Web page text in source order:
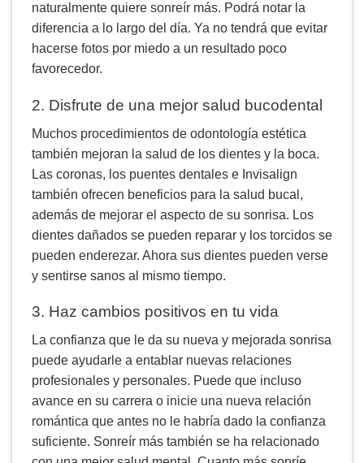
naturalmente quiere sonreír más. Podrá notar la
diferencia a lo largo del día. Ya no tendrá que evitar
hacerse fotos por miedo a un resultado poco
favorecedor.
2. Disfrute de una mejor salud bucodental
Muchos procedimientos de odontología estética
también mejoran la salud de los dientes y la boca.
Las coronas, los puentes dentales e Invisalign
también ofrecen beneficios para la salud bucal,
además de mejorar el aspecto de su sonrisa. Los
dientes dañados se pueden reparar y los torcidos se
pueden enderezar. Ahora sus dientes pueden verse
y sentirse sanos al mismo tiempo.
3. Haz cambios positivos en tu vida
La confianza que le da su nueva y mejorada sonrisa
puede ayudarle a entablar nuevas relaciones
profesionales y personales. Puede que incluso
avance en su carrera o inicie una nueva relación
romántica que antes no le habría dado la confianza
suficiente. Sonreír más también se ha relacionado